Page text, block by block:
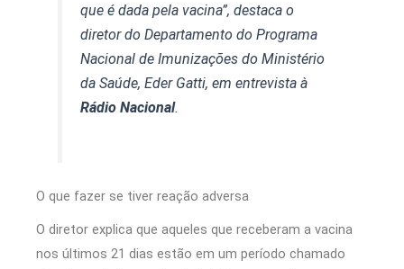
que é dada pela vacina”, destaca o
diretor do Departamento do Programa
Nacional de Imunizações do Ministério
da Saúde, Eder Gatti, em entrevista à
Rádio Nacional.
O que fazer se tiver reação adversa
O diretor explica que aqueles que receberam a vacina
nos últimos 21 dias estão em um período chamado